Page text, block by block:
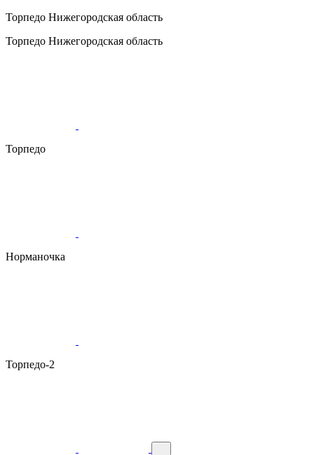
Торпедо Нижегородская область
Торпедо Нижегородская область
Торпедо
Норманочка
Торпедо-2